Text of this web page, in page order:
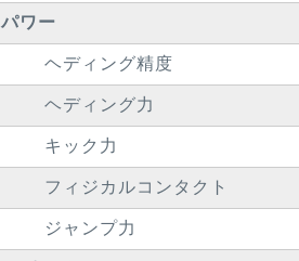
パワー
ヘディング精度
ヘディング力
キック力
フィジカルコンタクト
ジャンプ力